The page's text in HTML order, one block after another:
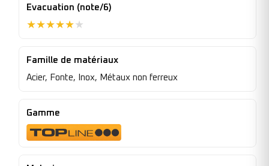
Evacuation (note/6)
★★★★★★
Famille de matériaux
Acier, Fonte, Inox, Métaux non ferreux
Gamme